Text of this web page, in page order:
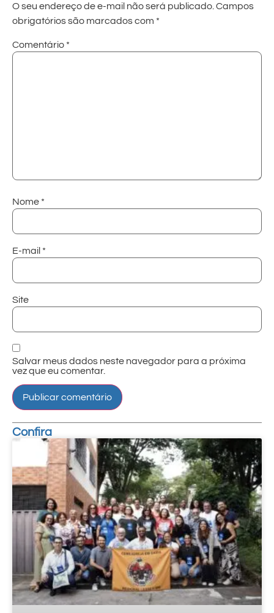
O seu endereço de e-mail não será publicado. Campos
obrigatórios são marcados com *
Comentário *
Nome *
E-mail *
Site
Salvar meus dados neste navegador para a próxima
vez que eu comentar.
Confira